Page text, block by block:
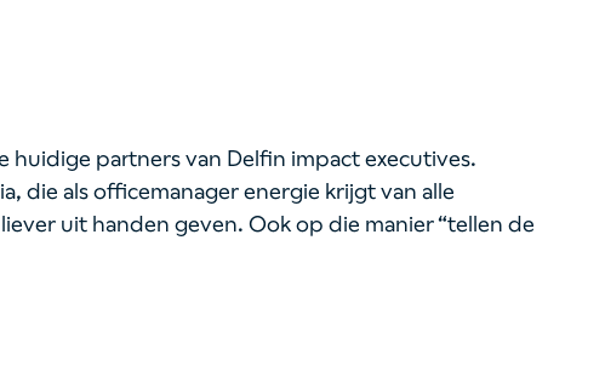
huidige partners van Delfin impact executives.
die als officemanager energie krijgt van alle
uit handen geven. Ook op die manier “tellen de